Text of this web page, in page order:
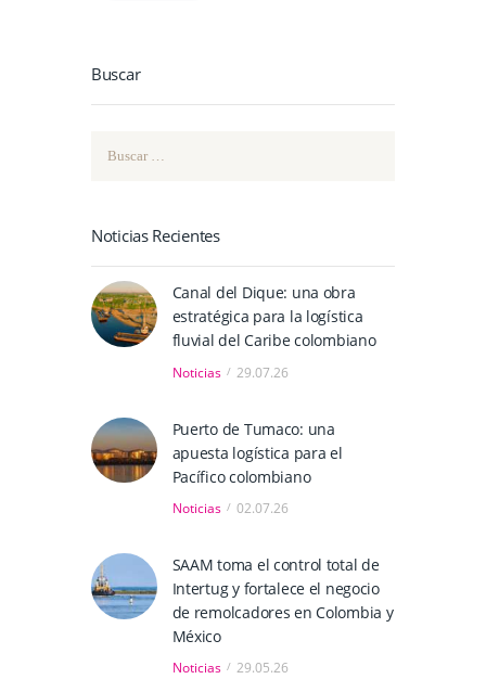
Buscar
Noticias Recientes
Canal del Dique: una obra
estratégica para la logística
fluvial del Caribe colombiano
Noticias 29.07.26
Puerto de Tumaco: una
apuesta logística para el
Pacífico colombiano
Noticias 02.07.26
SAAM toma el control total de
Intertug y fortalece el negocio
de remolcadores en Colombia y
México
Noticias 29.05.26